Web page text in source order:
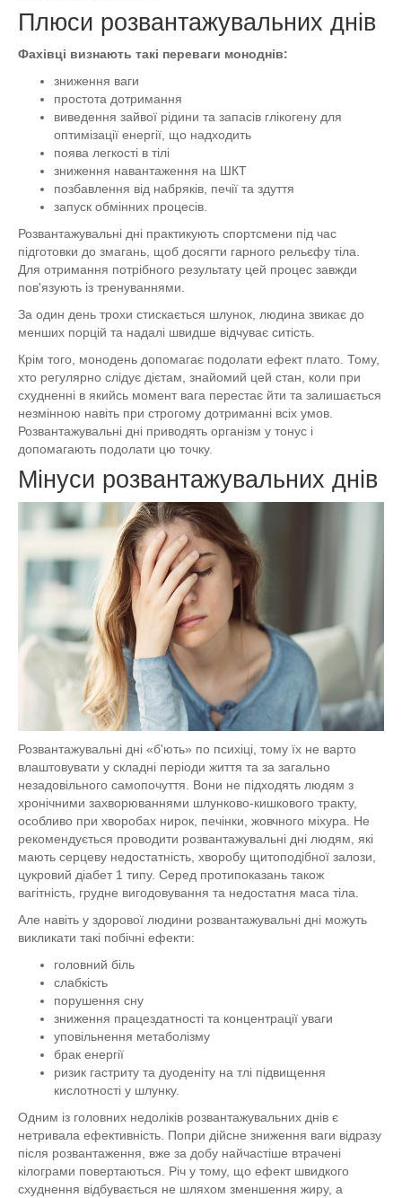
Плюси розвантажувальних днів
Фахівці визнають такі переваги моноднів:
зниження ваги
простота дотримання
виведення зайвої рідини та запасів глікогену для
оптимізації енергії, що надходить
поява легкості в тілі
зниження навантаження на ШКТ
позбавлення від набряків, печії та здуття
запуск обмінних процесів.
Розвантажувальні дні практикують спортсмени під час
підготовки до змагань, щоб досягти гарного рельєфу тіла.
Для отримання потрібного результату цей процес завжди
пов'язують із тренуваннями.
За один день трохи стискається шлунок, людина звикає до
менших порцій та надалі швидше відчуває ситість.
Крім того, монодень допомагає подолати ефект плато. Тому,
хто регулярно слідує дієтам, знайомий цей стан, коли при
схудненні в якийсь момент вага перестає йти та залишається
незмінною навіть при строгому дотриманні всіх умов.
Розвантажувальні дні приводять організм у тонус і
допомагають подолати цю точку.
Мінуси розвантажувальних днів
Розвантажувальні дні «б'ють» по психіці, тому їх не варто
влаштовувати у складні періоди життя та за загально
незадовільного самопочуття. Вони не підходять людям з
хронічними захворюваннями шлунково-кишкового тракту,
особливо при хворобах нирок, печінки, жовчного міхура. Не
рекомендується проводити розвантажувальні дні людям, які
мають серцеву недостатність, хворобу щитоподібної залози,
цукровий діабет 1 типу. Серед протипоказань також
вагітність, грудне вигодовування та недостатня маса тіла.
Але навіть у здорової людини розвантажувальні дні можуть
викликати такі побічні ефекти:
головний біль
слабкість
порушення сну
зниження працездатності та концентрації уваги
уповільнення метаболізму
брак енергії
ризик гастриту та дуоденіту на тлі підвищення
кислотності у шлунку.
Одним із головних недоліків розвантажувальних днів є
нетривала ефективність. Попри дійсне зниження ваги відразу
після розвантаження, вже за добу найчастіше втрачені
кілограми повертаються. Річ у тому, що ефект швидкого
схуднення відбувається не шляхом зменшення жиру, а